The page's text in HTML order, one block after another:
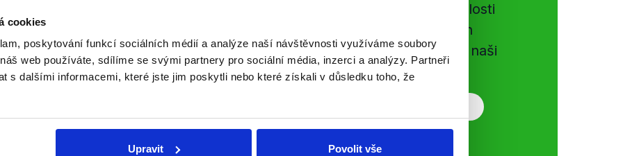
cookies
poskytování funkcí sociálních médií a analýze naší návštěvnosti využíváme soubory
web používáte, sdílíme se svými partnery pro sociální média, inzerci a analýzy. Partneři
s dalšími informacemi, které jste jim poskytli nebo které získali v důsledku toho, že
Upravit Povolit vše
přinášíme shrnutí
nás odebírat, a
a nepravdy se
WhatsApp
Nenechte si ujít nejnovější události
z Demagog.cz. Sdílením našich
příspěvků přátelům podpoříte naši
práci.